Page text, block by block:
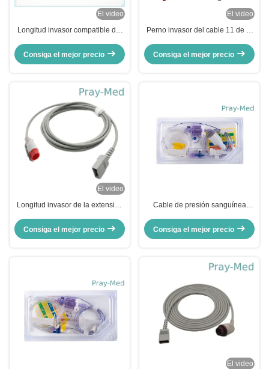
El video
Longitud invasor compatible del
12 de la presión arterial de
Mindray
Consiga el mejor precio
El video
Perno invasor del cable 11 de la
GE IBP para la rociada 2500
2000 5000 4000
Consiga el mejor precio
El video
Longitud invasor de la extensión
presión arterial del Pin de Biolight
A8 4
Consiga el mejor precio
Cable de presión sanguínea
Consiga el mejor precio
El video